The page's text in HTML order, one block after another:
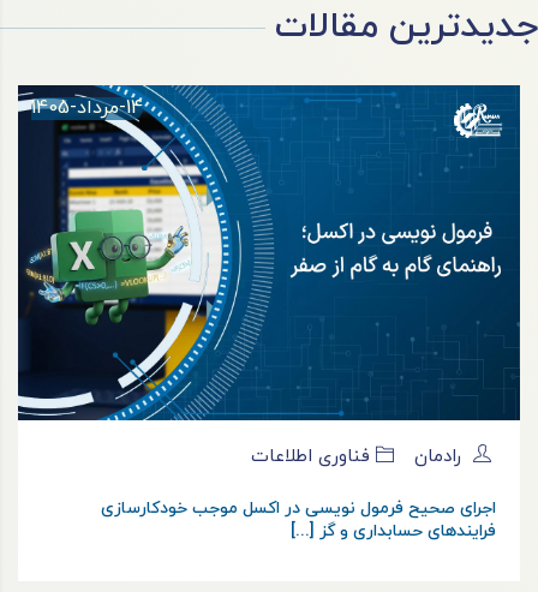
جدیدترین مقالات
14-مرداد-1405
رادمان فناوری اطلاعات
اجرای صحیح فرمول نویسی در اکسل موجب خودکارسازی
فرایندهای حسابداری و گز [...]